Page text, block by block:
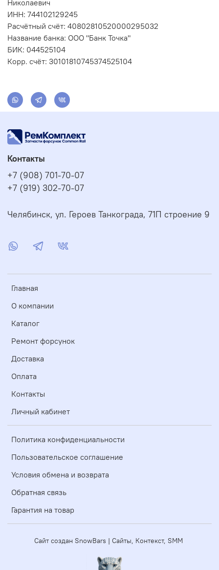
Николаевич
ИНН: 744102129245
Расчётный счёт: 40802810520000295032
Название банка: ООО "Банк Точка"
БИК: 044525104
Корр. счёт: 30101810745374525104
Главная
О компании
Каталог
Ремонт форсунок
Доставка
Оплата
Контакты
Личный кабинет
Политика конфиденциальности
Пользовательское соглашение
Условия обмена и возврата
Обратная связь
Гарантия на товар
Контакты
+7 (908) 701-70-07
+7 (919) 302-70-07
Челябинск, ул. Героев Танкограда, 71П строение 9
Сайт создан SnowBars | Сайты, Контекст, SMM